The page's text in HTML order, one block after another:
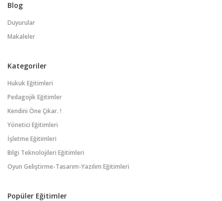
Blog
Duyurular
Makaleler
Kategoriler
Hukuk Eğitimleri
Pedagojik Eğitimler
Kendini Öne Çıkar. !
Yönetici Eğitimleri
İşletme Eğitimleri
Bilgi Teknolojileri Eğitimleri
Oyun Geliştirme-Tasarım-Yazılım Eğitimleri
Popüler Eğitimler